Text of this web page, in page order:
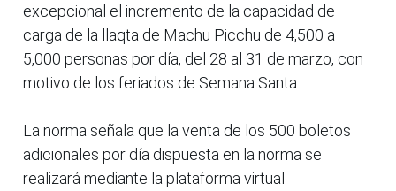
excepcional el incremento de la capacidad de
carga de la llaqta de Machu Picchu de 4,500 a
5,000 personas por día, del 28 al 31 de marzo, con
motivo de los feriados de Semana Santa.
La norma señala que la venta de los 500 boletos
adicionales por día dispuesta en la norma se
realizará mediante la plataforma virtual